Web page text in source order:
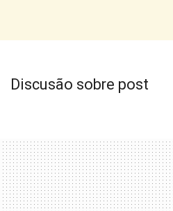
Discusão sobre post